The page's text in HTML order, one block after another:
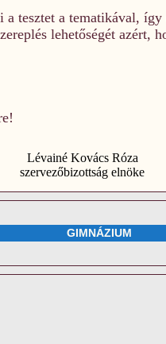
tesztet a tematikával, így
lehetőségét azért,
Lévainé Kovács Róza
szervezőbizottság elnöke
GIMNÁZIUM